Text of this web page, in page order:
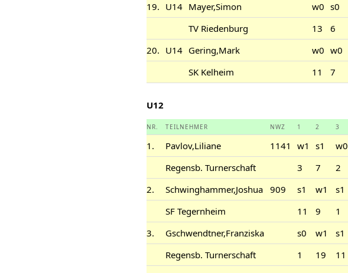
19. U14 Mayer,Simon w0 s0
TV Riedenburg
13 6
20. U14 Gering,Mark w0 w0
SK Kelheim
11 7
U12
NR. TEILNEHMER NWZ 1 2 3
1. Pavlov,Liliane 1141 w1 s1 w0
Regensb. Turnerschaft
3 7 2
2.
Schwinghammer,Joshua 909 s1 w1 s1
SF Tegernheim
11 9 1
3.
Gschwendtner,Franziska s0 w1 s1
Regensb. Turnerschaft
1 19 11